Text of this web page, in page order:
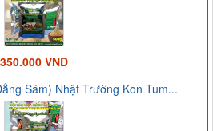
350.000 VND
Sâm) Nhật Trường Kon Tum...